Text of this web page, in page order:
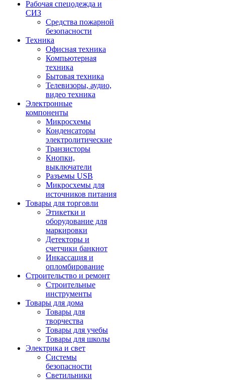
Рабочая спецодежда и
СИЗ
Средства пожарной
безопасности
Техника
Офисная техника
Компьютерная
техника
Бытовая техника
Телевизоры, аудио,
видео техника
Электронные
компоненты
Микросхемы
Конденсаторы
электролитические
Транзисторы
Кнопки,
выключатели
Разъемы USB
Микросхемы для
источников питания
Товары для торговли
Этикетки и
оборудование для
маркировки
Детекторы и
счетчики банкнот
Инкассация и
опломбирование
Строительство и ремонт
Строительные
инструменты
Товары для дома
Товары для
творчества
Товары для учебы
Товары для школы
Электрика и свет
Системы
безопасности
Светильники